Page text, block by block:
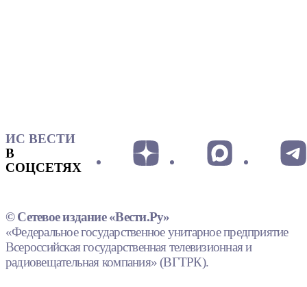
ИС ВЕСТИ
В
СОЦСЕТЯХ
© Сетевое издание «Вести.Ру»
«Федеральное государственное унитарное предприятие
Всероссийская государственная телевизионная и
радиовещательная компания» (ВГТРК).